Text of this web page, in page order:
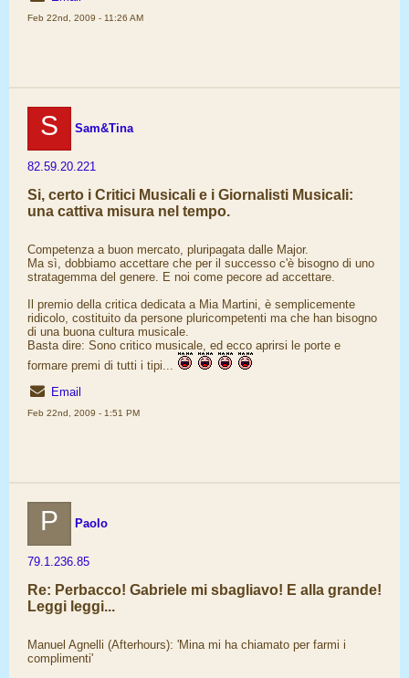
Feb 22nd, 2009 - 11:26 AM
S Sam&Tina
82.59.20.221
Si, certo i Critici Musicali e i Giornalisti Musicali:
una cattiva misura nel tempo.
Competenza a buon mercato, pluripagata dalle Major.
Ma sì, dobbiamo accettare che per il successo c'è bisogno di uno
stratagemma del genere. E noi come pecore ad accettare.
Il premio della critica dedicata a Mia Martini, è semplicemente
ridicolo, costituito da persone pluricompetenti ma che han bisogno
di una buona cultura musicale.
Basta dire: Sono critico musicale, ed ecco aprirsi le porte e
formare premi di tutti i tipi...
Email
Feb 22nd, 2009 - 1:51 PM
P Paolo
79.1.236.85
Re: Perbacco! Gabriele mi sbagliavo! E alla grande!
Leggi leggi...
Manuel Agnelli (Afterhours): 'Mina mi ha chiamato per farmi i
complimenti'